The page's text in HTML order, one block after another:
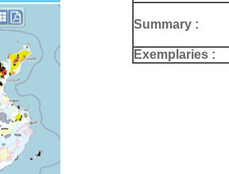
Summary :
Exemplaries :